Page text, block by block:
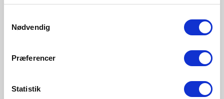
Nødvendig
Præferencer
Statistik